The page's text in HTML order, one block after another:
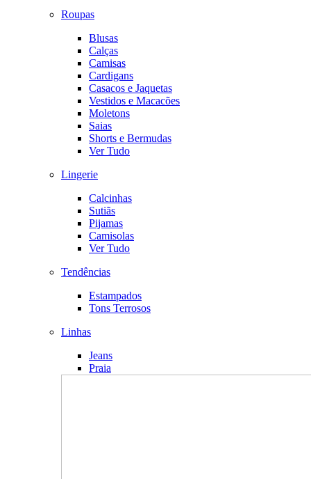
Roupas
Blusas
Calças
Camisas
Cardigans
Casacos e Jaquetas
Vestidos e Macacões
Moletons
Saias
Shorts e Bermudas
Ver Tudo
Lingerie
Calcinhas
Sutiãs
Pijamas
Camisolas
Ver Tudo
Tendências
Estampados
Tons Terrosos
Linhas
Jeans
Praia